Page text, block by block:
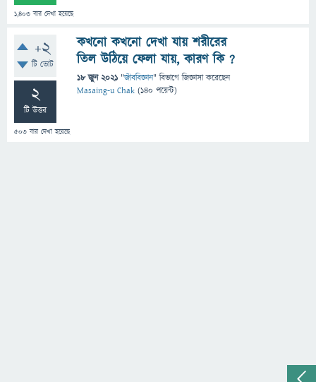
1,403 বার দেখা হয়েছে
+2
টি ভোট
2
টি উত্তর
503 বার দেখা হয়েছে
কখনো কখনো দেখা যায় শরীরের
তিল উঠিয়ে ফেলা যায়, কারণ কি ?
18 জুন 2021 "জীববিজ্ঞান" বিভাগে জিজ্ঞাসাকরেছেন
Masaing-u Chak (140 পয়েন্ট)